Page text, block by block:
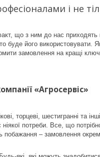
і не
що з ним до нас приходять
буде його використовувати.
замовлення на кращі
«Агросервіс»
торцеві, шестигранні та
потреби. Все, що
– замовлення